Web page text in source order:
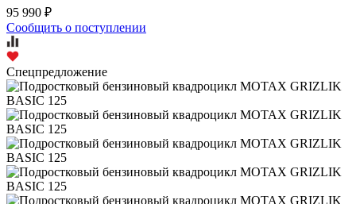
95 990 ₽
Сообщить о поступлении
Спецпредложение